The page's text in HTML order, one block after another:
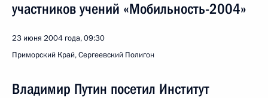
участников учений «Мобильность-2004»
23 июня 2004 года, 09:30
Приморский Край, Сергеевский Полигон
Владимир Путин посетил Институт